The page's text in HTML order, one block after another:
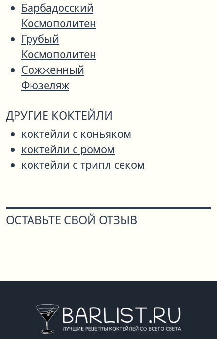
Барбадосский
Космополитен
Грубый
Космополитен
Сожженный
Фюзеляж
ДРУГИЕ КОКТЕЙЛИ
коктейли с коньяком
коктейли с ромом
коктейли с трипл секом
ОСТАВЬТЕ СВОЙ ОТЗЫВ